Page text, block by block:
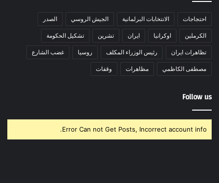
احتجاجات الانتخابات البرلمانية الجيش الروسي الصدر
الكرملين اوكرانيا ايران تشرين تشكيل الحكومة
تظاهرات ايران رئيس الوزراء المكلف روسيا غضب الشارع
مصطفى الكاظمي مظاهرات وقفات
Follow us
Error Can not Get Posts, Incorrect account info.